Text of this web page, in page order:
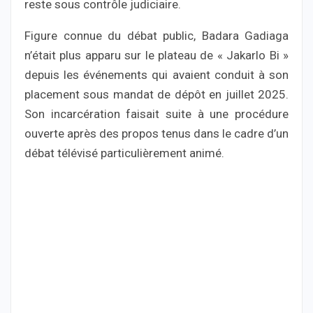
reste sous contrôle judiciaire.
Figure connue du débat public, Badara Gadiaga
n’était plus apparu sur le plateau de « Jakarlo Bi »
depuis les événements qui avaient conduit à son
placement sous mandat de dépôt en juillet 2025.
Son incarcération faisait suite à une procédure
ouverte après des propos tenus dans le cadre d’un
débat télévisé particulièrement animé.